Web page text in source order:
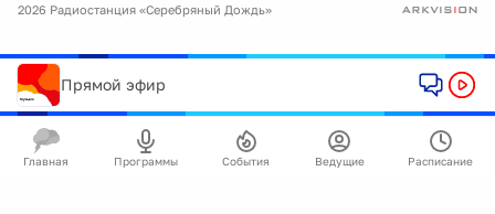
2026 Радиостанция «Серебряный Дождь»
Прямой эфир
Главная Программы События Ведущие Расписание